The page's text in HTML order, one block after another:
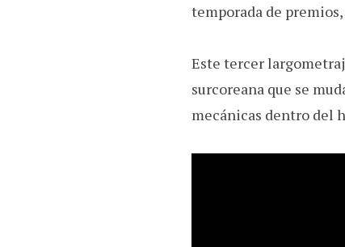
e
k
t
p
e
m
d
temporada de premios,
Este tercer
surcoreana que se
mecánicas dentro del